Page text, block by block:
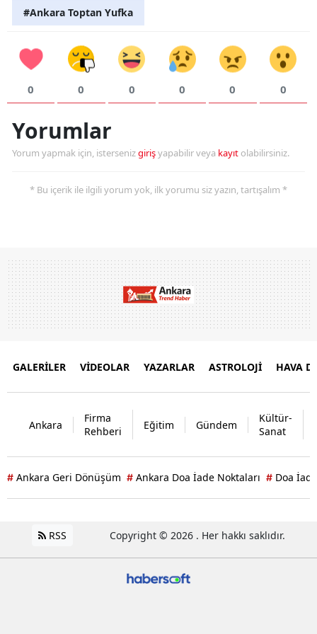
#Ankara Toptan Yufka
0 0 0 0 0 0
Yorumlar
Yorum yapmak için, istersenizgirişyapabilir veya kayıt olabilirsiniz.
* Bu içerik ile ilgili yorum yok, ilk yorumu siz yazın, tartışalım *
GALERİLER VİDEOLAR YAZARLAR ASTROLOJİ HAVA
Ankara
Firma
Rehberi
Eğitim Gündem
Kültür-
Sanat
# Ankara Geri Dönüşüm # Ankara Doa İade Noktaları # Doa
RSS Copyright © 2026 . Her hakkı saklıdır.